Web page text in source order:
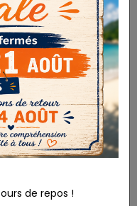
de repos !